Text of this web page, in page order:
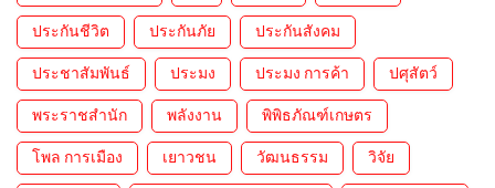
ประกันชีวิต ประกันภัย ประกันสังคม
ประชาสัมพันธ์ ประมง ประมง การค้า ปศุสัตว์
พระราชสำนัก พลังงาน พิพิธภัณฑ์เกษตร
โพล การเมือง เยาวชน วัฒนธรรม วิจัย